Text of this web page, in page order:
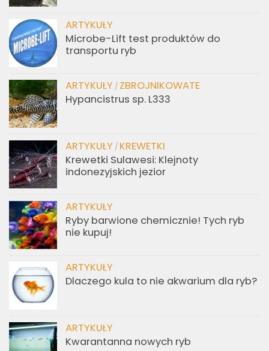
ARTYKUŁY
Microbe-Lift test produktów do
transportu ryb
ARTYKUŁY / ZBROJNIKOWATE
Hypancistrus sp. L333
ARTYKUŁY / KREWETKI
Krewetki Sulawesi: Klejnoty
indonezyjskich jezior
ARTYKUŁY
Ryby barwione chemicznie! Tych ryb
nie kupuj!
ARTYKUŁY
Dlaczego kula to nie akwarium dla ryb?
ARTYKUŁY
Kwarantanna nowych ryb